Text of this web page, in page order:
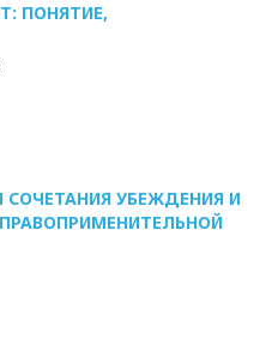
ПОНЯТИЕ,
УБЕЖДЕНИЯ И